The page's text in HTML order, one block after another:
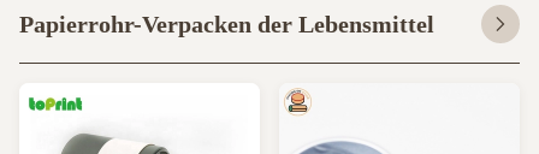
Papierrohr-Verpacken der Lebensmittel